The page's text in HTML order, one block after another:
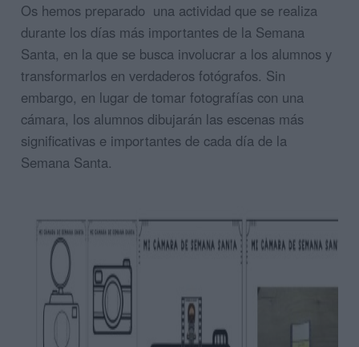
Os hemos preparado una actividad que se realiza
durante los días más importantes de la Semana
Santa, en la que se busca involucrar a los alumnos y
transformarlos en verdaderos fotógrafos. Sin
embargo, en lugar de tomar fotografías con una
cámara, los alumnos dibujarán las escenas más
significativas e importantes de cada día de la
Semana Santa.